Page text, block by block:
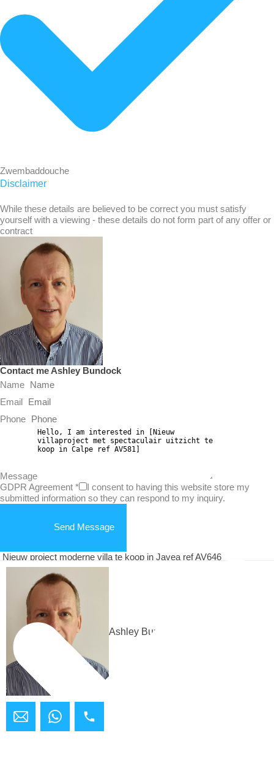
Zwembaddouche
Disclaimer
While these details are believed to be correct you must satisfy
yourself with a viewing - these details do not form part of any offer or
contract
Contact me Ashley Bundock
Name
Email
Phone
Message
GDPR Agreement *
I consent to having this website store my
submitted information so they can respond to my inquiry.
Send Message
Nieuw project moderne villa te koop in Javea ref AV646
moderne villa te koop in Teulada ref AV592
Ashley Bundock